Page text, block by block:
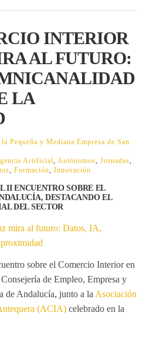
INTERIOR
AL FUTURO:
LA
Pequeña y Mediana Empresa de San
Artificial, Autónomos, Jornadas,
, Formación, Innovación
II ENCUENTRO SOBRE EL
DESTACANDO EL
DEL SECTOR
sobre el Comercio Interior en
de Empleo, Empresa y
de Andalucía, junto a la Asociación
(ACIA) celebrado en la